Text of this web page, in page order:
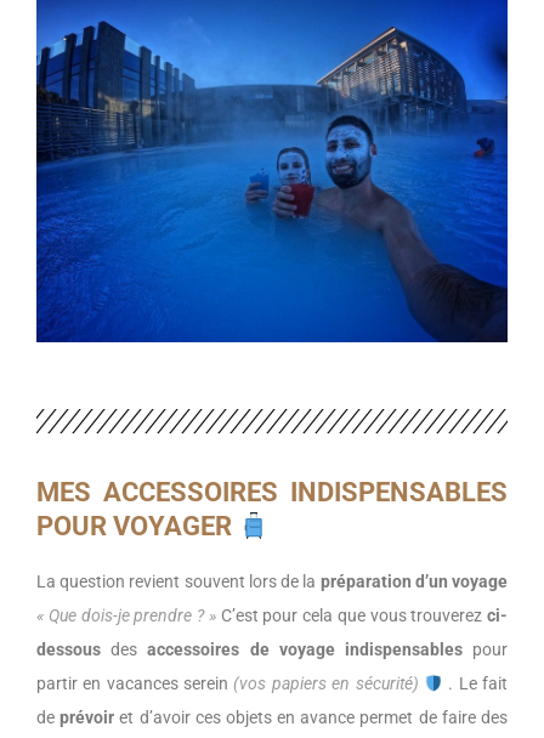
MES ACCESSOIRES INDISPENSABLES
POUR VOYAGER
La question revient souvent lors de la préparation d’un voyage
« Que dois-je prendre ? »C’est pour cela que vous trouverez ci-
dessous desaccessoires de voyage indispensablespour
partir en vacances serein (vos papiers en sécurité)
. Le fait
deprévoir et d’avoir ces objets en avance permet de faire des